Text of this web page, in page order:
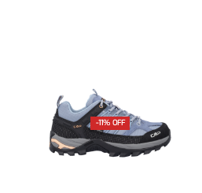
-11% OFF